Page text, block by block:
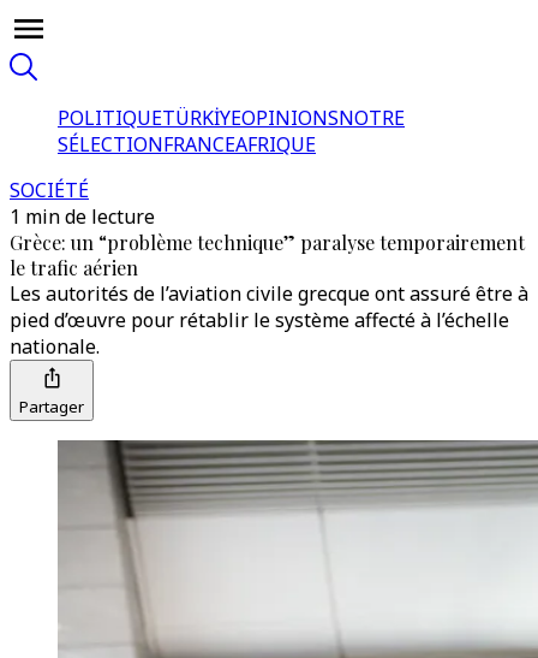
POLITIQUETÜRKİYEOPINIONSNOTRE
SÉLECTIONFRANCEAFRIQUE
SOCIÉTÉ
1 min de lecture
Grèce: un “problème technique” paralyse temporairement
le trafic aérien
Les autorités de l’aviation civile grecque ont assuré être à
pied d’œuvre pour rétablir le système affecté à l’échelle
nationale.
Partager